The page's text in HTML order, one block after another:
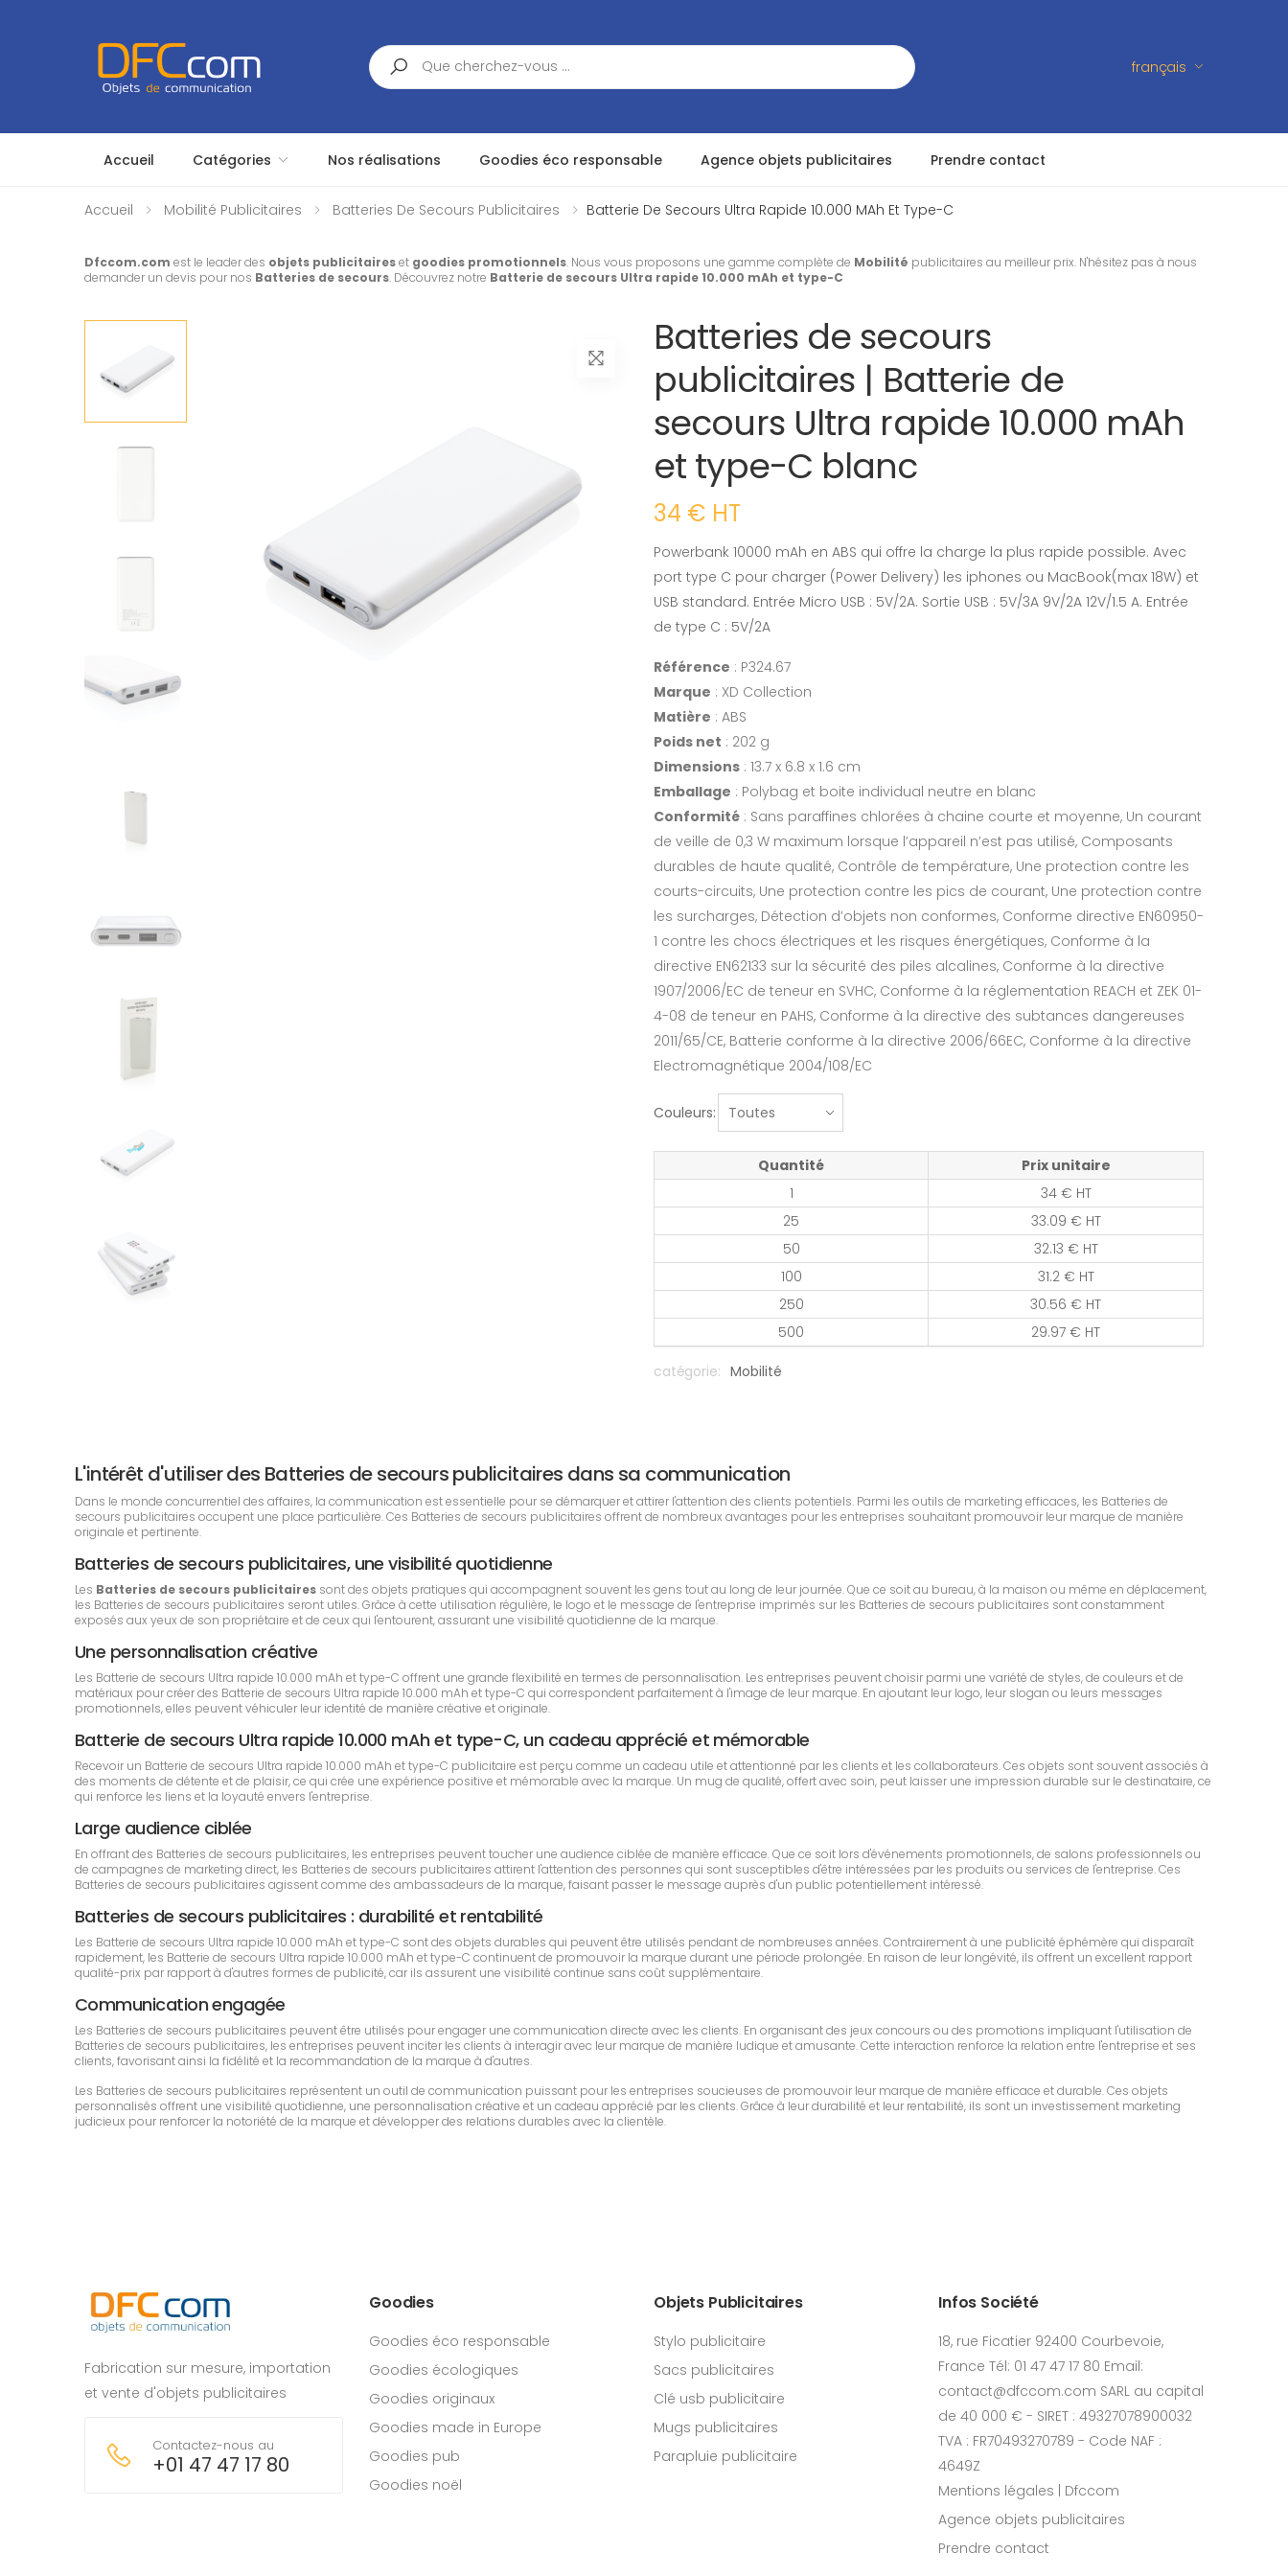
Search
français
Accueil Catégories Nos réalisations Goodies éco responsable Agence objets publicitaires Prendre contact
Accueil Mobilité Publicitaires Batteries De Secours Publicitaires Batterie De Secours Ultra Rapide 10.000 MAh Et Type-C
Dfccom.com est le leader des objets publicitaireset goodies promotionnels. Nous vous proposons une gamme complète de Mobilité publicitaires au meilleur prix. N'hésitez pas à nous
demander un devis pour nos Batteries de secours. Découvrez notre Batterie de secours Ultra rapide 10.000 mAh et type-C
Batteries de secours
publicitaires | Batterie de
secours Ultra rapide 10.000 mAh
et type-C blanc
34 € HT
Powerbank 10000 mAh en ABS qui offre la charge la plus rapide possible. Avec
port type C pour charger (Power Delivery) les iphones ou MacBook(max 18W) et
USB standard. Entrée Micro USB : 5V/2A. Sortie USB : 5V/3A 9V/2A 12V/1.5 A. Entrée
de type C : 5V/2A
Référence : P324.67
Marque : XD Collection
Matière : ABS
Poids net : 202 g
Dimensions : 13.7 x 6.8 x 1.6 cm
Emballage : Polybag et boite individual neutre en blanc
Conformité : Sans paraffines chlorées à chaine courte et moyenne, Un courant
de veille de 0,3 W maximum lorsque l’appareil n’est pas utilisé, Composants
durables de haute qualité, Contrôle de température, Une protection contre les
courts-circuits, Une protection contre les pics de courant, Une protection contre
les surcharges, Détection d’objets non conformes, Conforme directive EN60950-
1 contre les chocs électriques et les risques énergétiques, Conforme à la
directive EN62133 sur la sécurité des piles alcalines, Conforme à la directive
1907/2006/EC de teneur en SVHC, Conforme à la réglementation REACH et ZEK 01-
4-08 de teneur en PAHS, Conforme à la directive des subtances dangereuses
2011/65/CE, Batterie conforme à la directive 2006/66EC, Conforme à la directive
Electromagnétique 2004/108/EC
Couleurs:
Quantité
Prix unitaire
1
34 € HT
25
33.09 € HT
50
32.13 € HT
100
31.2 € HT
250
30.56 € HT
500
29.97 € HT
catégorie: Mobilité
L'intérêt d'utiliser des Batteries de secours publicitaires dans sa communication
Dans le monde concurrentiel des affaires, la communication est essentielle pour se démarquer et attirer l'attention des clients potentiels. Parmi les outils de marketing efficaces, les Batteries de
secours publicitaires occupent une place particulière. Ces Batteries de secours publicitaires offrent de nombreux avantages pour les entreprises souhaitant promouvoir leur marque de manière
originale et pertinente.
Batteries de secours publicitaires, une visibilité quotidienne
Les Batteries de secours publicitaires sont des objets pratiques qui accompagnent souvent les gens tout au long de leur journée. Que ce soit au bureau, à la maison ou même en déplacement,
les Batteries de secours publicitaires seront utiles. Grâce à cette utilisation régulière, le logo et le message de l'entreprise imprimés sur les Batteries de secours publicitaires sont constamment
exposés aux yeux de son propriétaire et de ceux qui l'entourent, assurant une visibilité quotidienne de la marque.
Une personnalisation créative
Les Batterie de secours Ultra rapide 10.000 mAh et type-C offrent une grande flexibilité en termes de personnalisation. Les entreprises peuvent choisir parmi une variété de styles, de couleurs et de
matériaux pour créer des Batterie de secours Ultra rapide 10.000 mAh et type-C qui correspondent parfaitement à l'image de leur marque. En ajoutant leur logo, leur slogan ou leurs messages
promotionnels, elles peuvent véhiculer leur identité de manière créative et originale.
Batterie de secours Ultra rapide 10.000 mAh et type-C, un cadeau apprécié et mémorable
Recevoir un Batterie de secours Ultra rapide 10.000 mAh et type-C publicitaire est perçu comme un cadeau utile et attentionné par les clients et les collaborateurs. Ces objets sont souvent associés à
des moments de détente et de plaisir, ce qui crée une expérience positive et mémorable avec la marque. Un mug de qualité, offert avec soin, peut laisser une impression durable sur le destinataire, ce
qui renforce les liens et la loyauté envers l'entreprise.
Large audience ciblée
En offrant des Batteries de secours publicitaires, les entreprises peuvent toucher une audience ciblée de manière efficace. Que ce soit lors d'événements promotionnels, de salons professionnels ou
de campagnes de marketing direct, les Batteries de secours publicitaires attirent l'attention des personnes qui sont susceptibles d'être intéressées par les produits ou services de l'entreprise. Ces
Batteries de secours publicitaires agissent comme des ambassadeurs de la marque, faisant passer le message auprès d'un public potentiellement intéressé.
Batteries de secours publicitaires : durabilité et rentabilité
Les Batterie de secours Ultra rapide 10.000 mAh et type-C sont des objets durables qui peuvent être utilisés pendant de nombreuses années. Contrairement à une publicité éphémère qui disparaît
rapidement, les Batterie de secours Ultra rapide 10.000 mAh et type-C continuent de promouvoir la marque durant une période prolongée. En raison de leur longévité, ils offrent un excellent rapport
qualité-prix par rapport à d'autres formes de publicité, car ils assurent une visibilité continue sans coût supplémentaire.
Communication engagée
Les Batteries de secours publicitaires peuvent être utilisés pour engager une communication directe avec les clients. En organisant des jeux concours ou des promotions impliquant l'utilisation de
Batteries de secours publicitaires, les entreprises peuvent inciter les clients à interagir avec leur marque de manière ludique et amusante. Cette interaction renforce la relation entre l'entreprise et ses
clients, favorisant ainsi la fidélité et la recommandation de la marque à d'autres.
Les Batteries de secours publicitaires représentent un outil de communication puissant pour les entreprises soucieuses de promouvoir leur marque de manière efficace et durable. Ces objets
personnalisés offrent une visibilité quotidienne, une personnalisation créative et un cadeau apprécié par les clients. Grâce à leur durabilité et leur rentabilité, ils sont un investissement marketing
judicieux pour renforcer la notoriété de la marque et développer des relations durables avec la clientèle.
Fabrication sur mesure, importation
et vente d'objets publicitaires
Contactez-nous au
+01 47 47 17 80
Goodies
Goodies éco responsable
Goodies écologiques
Goodies originaux
Goodies made in Europe
Goodies pub
Goodies noël
Objets Publicitaires
Stylo publicitaire
Sacs publicitaires
Clé usb publicitaire
Mugs publicitaires
Parapluie publicitaire
Infos Société
18, rue Ficatier 92400 Courbevoie,
France Tél: 01 47 47 17 80 Email:
contact@dfccom.com SARL au capital
de 40 000 € - SIRET : 49327078900032
TVA : FR70493270789 - Code NAF :
4649Z
Mentions légales | Dfccom
Agence objets publicitaires
Prendre contact